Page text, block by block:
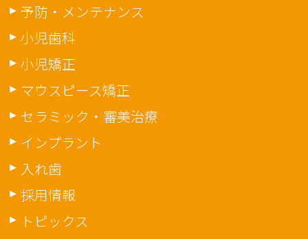
予防・メンテナンス
小児歯科
小児矯正
マウスピース矯正
セラミック・審美治療
インプラント
入れ歯
採用情報
トピックス